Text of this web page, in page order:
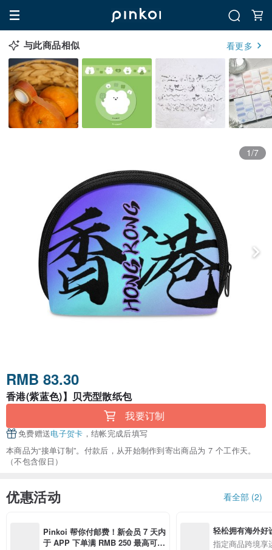
与此商品相似 看更多
1/7
RMB 83.30
香港(紫蓝色)】贝壳型散纸包
我要订制
免费赠送电子贺卡 ，结帐完成后填写
本商品为“接单订制”。付款后，从开始制作到寄出商品为 7 个工作天。
（不包含假日）
优惠活动 看全部 (2)
Pinkoi 帮你付邮费！新会员 7 天内
于 APP 下单满 RMB 250 最高可折
轻松拥有海外好
指定商品跨境享